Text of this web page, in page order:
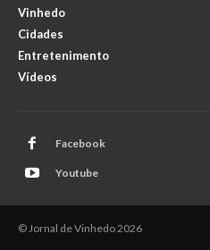
Vinhedo
Cidades
Entretenimento
Vídeos
Facebook
Youtube
© Jornal de Vinhedo 2026